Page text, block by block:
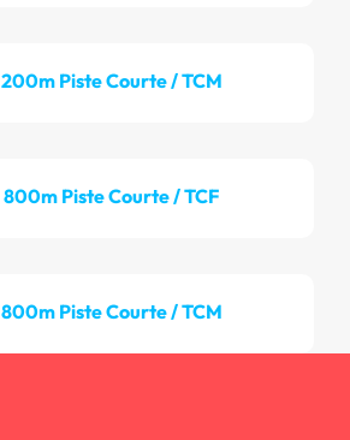
200m Piste Courte / TCM
800m Piste Courte / TCF
800m Piste Courte / TCM